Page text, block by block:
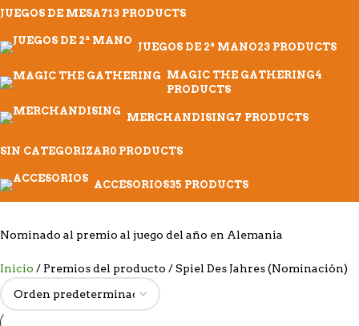
JUEGOS DE MESA713 PRODUCTS
JUEGOS DE 2ª MANO23 PRODUCTS
MAGIC THE GATHERING4
PRODUCTS
MERCHANDISING7 PRODUCTS
SIN CATEGORIZAR0 PRODUCTS
ACCESORIOS35 PRODUCTS
Nominado al premio al juego del año en Alemania
Inicio Premios del producto Spiel Des Jahres (Nominación)